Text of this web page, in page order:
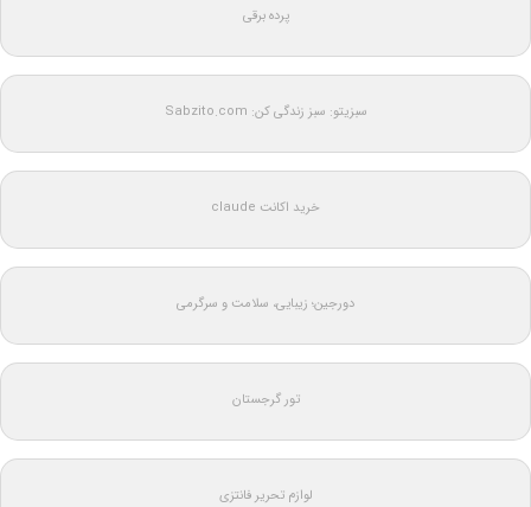
پرده برقی
سبزیتو: سبز زندگی کن: Sabzito.com
خرید اکانت claude
دورجین؛ زیبایی، سلامت و سرگرمی
تور گرجستان
لوازم تحریر فانتزی